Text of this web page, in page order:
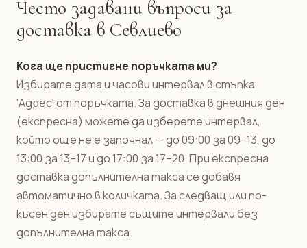
Често задавани въпроси за
доставка в Севлиево
Кога ще пристигне поръчката ми?
Избирате дата и часови интервал в стъпка
'Адрес' от поръчката. За доставка в днешния ден
(експресна) можете да изберете интервал,
който още не е започнал — до 09:00 за 09–13, до
13:00 за 13–17 и до 17:00 за 17–20. При експресна
доставка допълнителна такса се добавя
автоматично в количката. За следващ или по-
късен ден избирате същите интервали без
допълнителна такса.